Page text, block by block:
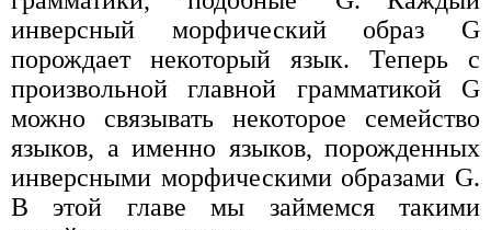
инверсный морфический образ G
порождает некоторый язык. Теперь с
произвольной главной грамматикой G
можно связывать некоторое семейство
языков, а именно языков, порожденных
инверсными морфическими образами G.
В этой главе мы займемся такими